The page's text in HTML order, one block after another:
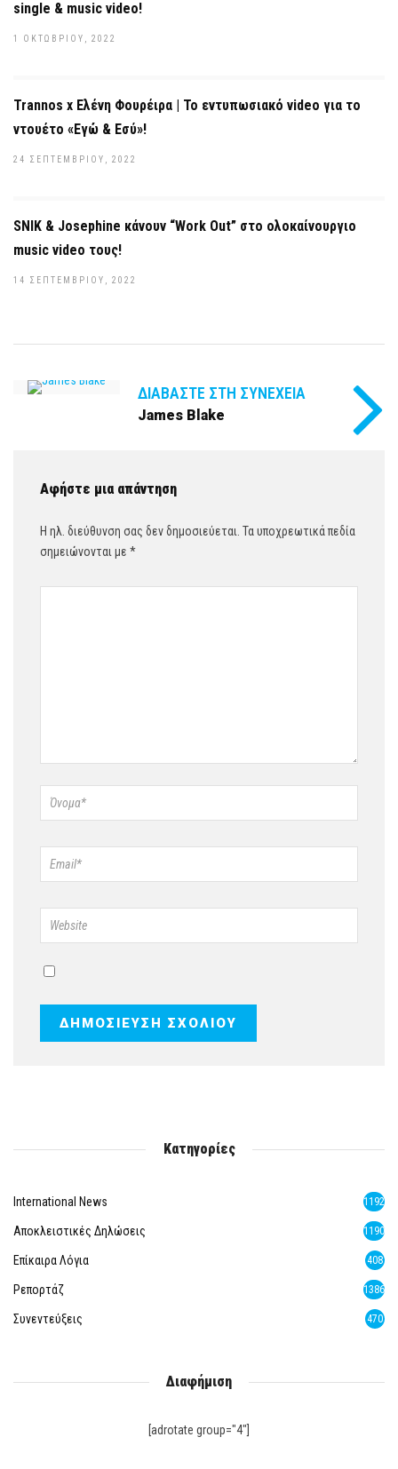
single & music video!
1 ΟΚΤΩΒΡΊΟΥ, 2022
Trannos x Ελένη Φουρέιρα | Το εντυπωσιακό video για το
ντουέτο «Εγώ & Εσύ»!
24 ΣΕΠΤΕΜΒΡΊΟΥ, 2022
SNIK & Josephine κάνουν “Work Out” στο ολοκαίνουργιο
music video τους!
14 ΣΕΠΤΕΜΒΡΊΟΥ, 2022
ΔΙΑΒΆΣΤΕ ΣΤΗ ΣΥΝΈΧΕΙΑ
James Blake
Αφήστε μια απάντηση
Η ηλ. διεύθυνση σας δεν δημοσιεύεται. Τα υποχρεωτικά πεδία
σημειώνονται με *
Κατηγορίες
International News 1192
Αποκλειστικές Δηλώσεις 1190
Επίκαιρα Λόγια 408
Ρεπορτάζ 1386
Συνεντεύξεις 470
Διαφήμιση
[adrotate group="4"]